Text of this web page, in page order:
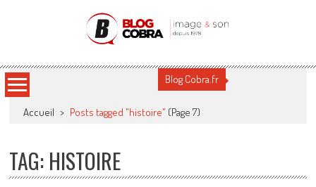
Blog Cobra
Blog Cobra.fr
Accueil > Posts tagged "histoire" (Page 7)
TAG: HISTOIRE